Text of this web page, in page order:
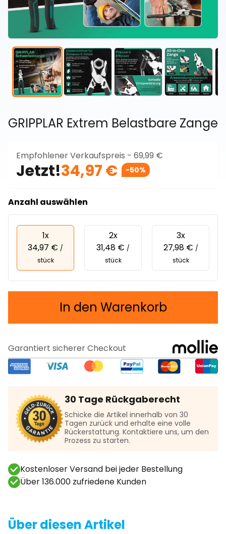
GRIPPLAR Extrem Belastbare Zange
Empfohlener Verkaufspreis - 69,99 €
Jetzt!34,97 € -50%
Anzahl auswählen
1x
34,97 € /
stück
2x
31,48 € /
stück
3x
27,98 € /
stück
In den Warenkorb
Garantiert sicherer Checkout
30 Tage Rückgaberecht
Schicke die Artikel innerhalb von 30
Tagen zurück und erhalte eine volle
Rückerstattung. Kontaktiere uns, um den
Prozess zu starten.
Kostenloser Versand bei jeder Bestellung
Über 136.000 zufriedene Kunden
Über diesen Artikel